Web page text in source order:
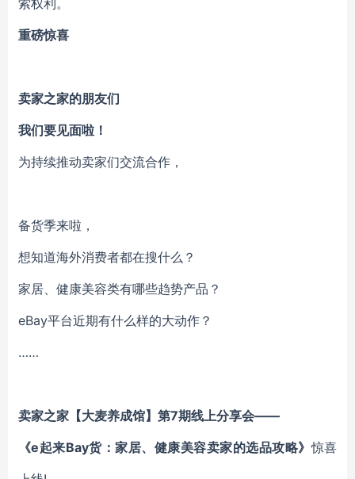
索权利。
重磅惊喜
卖家之家的朋友们
我们要见面啦！
为持续推动卖家们交流合作，
备货季来啦，
想知道海外消费者都在搜什么？
家居、健康美容类有哪些趋势产品？
eBay平台近期有什么样的大动作？
……
卖家之家【大麦养成馆】第7期线上分享会——
《e起来Bay货：家居、健康美容卖家的选品攻略》惊喜